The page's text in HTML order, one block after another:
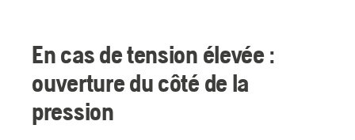
En cas de tension élevée :
ouverture du côté de la
pression